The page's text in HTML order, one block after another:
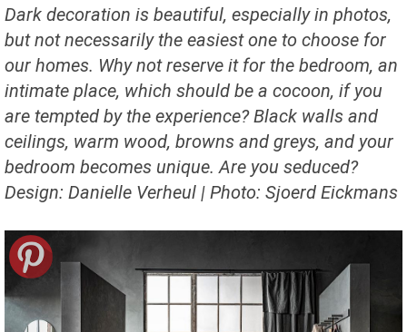
Dark decoration is beautiful, especially in photos,
but not necessarily the easiest one to choose for
our homes. Why not reserve it for the bedroom, an
intimate place, which should be a cocoon, if you
are tempted by the experience? Black walls and
ceilings, warm wood, browns and greys, and your
bedroom becomes unique. Are you seduced?
Design: Danielle Verheul | Photo: Sjoerd Eickmans